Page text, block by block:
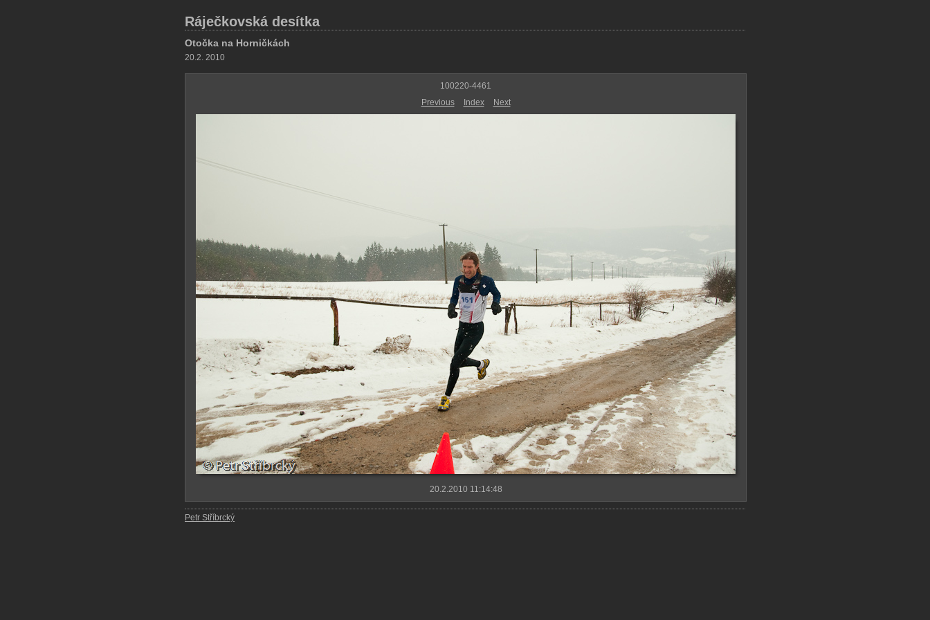
Ráječkovská desítka
Otočka na Horničkách
20.2. 2010
100220-4461
Previous
Index Next
20.2.2010 11:14:48
Petr Stříbrcký